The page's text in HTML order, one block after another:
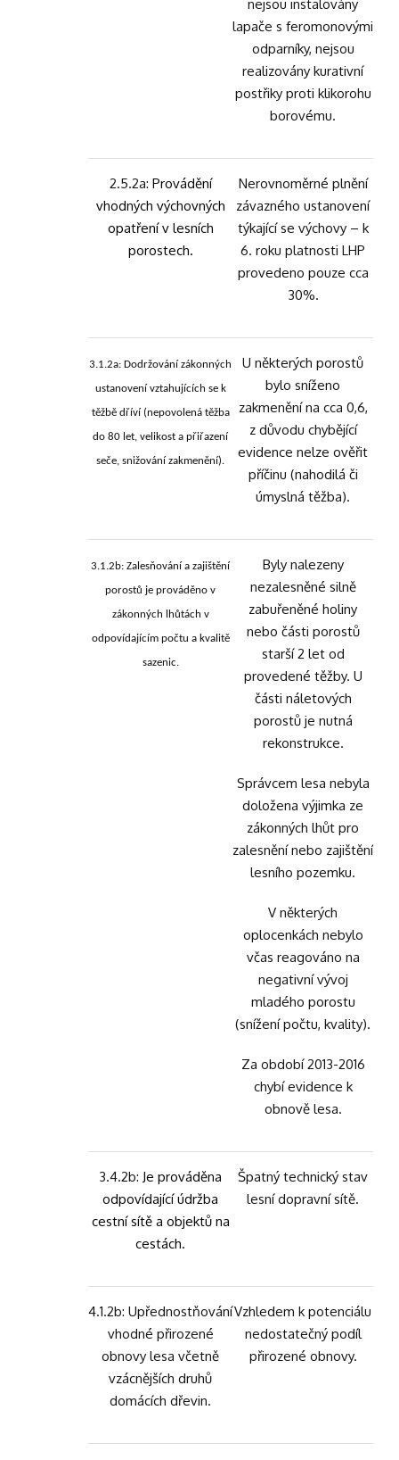
nejsou instalovány
lapače s feromonovými
odparníky, nejsou
realizovány kurativní
postřiky proti klikorohu
borovému.
2.5.2a: Provádění
vhodných výchovných
opatření v lesních
porostech.
Nerovnoměrné plnění
závazného ustanovení
týkající se výchovy – k
6. roku platnosti LHP
provedeno pouze cca
30%.
3.1.2a: Dodržování zákonných
ustanovení vztahujících se k
těžbě dříví (nepovolená těžba
do 80 let, velikost a přiřazení
seče, snižování zakmenění).
U některých porostů
bylo sníženo
zakmenění na cca 0,6,
z důvodu chybějící
evidence nelze ověřit
příčinu (nahodilá či
úmyslná těžba).
3.1.2b: Zalesňování a zajištění
porostů je prováděno v
zákonných lhůtách v
odpovídajícím počtu a kvalitě
sazenic.
Byly nalezeny
nezalesněné silně
zabuřeněné holiny
nebo části porostů
starší 2 let od
provedené těžby. U
části náletových
porostů je nutná
rekonstrukce.
Správcem lesa nebyla
doložena výjimka ze
zákonných lhůt pro
zalesnění nebo zajištění
lesního pozemku.
V některých
oplocenkách nebylo
včas reagováno na
negativní vývoj
mladého porostu
(snížení počtu, kvality).
Za období 2013-2016
chybí evidence k
obnově lesa.
3.4.2b: Je prováděna
odpovídající údržba
cestní sítě a objektů na
cestách.
Špatný technický stav
lesní dopravní sítě.
4.1.2b: Upřednostňování
vhodné přirozené
obnovy lesa včetně
vzácnějších druhů
domácích dřevin.
Vzhledem k potenciálu
nedostatečný podíl
přirozené obnovy.